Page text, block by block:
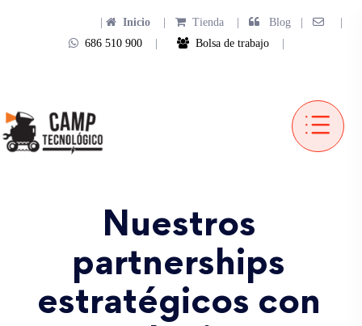
Inicio Tienda Blog |
686 510 900
Bolsa de trabajo
Nuestros
partnerships
estratégicos con